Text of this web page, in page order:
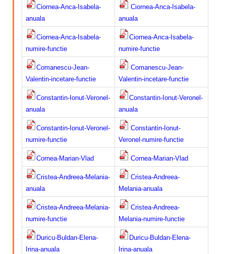
Ciornea-Anca-Isabela-
anuala
Ciornea-Anca-Isabela-
anuala
Ciornea-Anca-Isabela-
numire-functie
Ciornea-Anca-Isabela-
numire-functie
Comanescu-Jean-
Valentin-incetare-functie
Comanescu-Jean-
Valentin-incetare-functie
Constantin-Ionut-Veronel-
anuala
Constantin-Ionut-Veronel-
anuala
Constantin-Ionut-Veronel-
numire-functie
Constantin-Ionut-
Veronel-numire-functie
Cornea-Marian-Vlad Cornea-Marian-Vlad
Cristea-Andreea-Melania-
anuala
Cristea-Andreea-
Melania-anuala
Cristea-Andreea-Melania-
numire-functie
Cristea-Andreea-
Melania-numire-functie
Duricu-Buldan-Elena-
Irina-anuala
Duricu-Buldan-Elena-
Irina-anuala